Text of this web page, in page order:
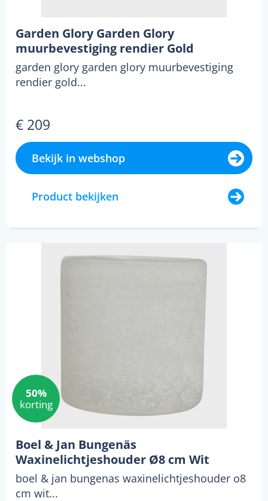
Garden Glory Garden Glory
muurbevestiging rendier Gold
garden glory garden glory muurbevestiging
rendier gold...
€ 209
Bekijk in webshop
Product bekijken
50%
korting
Boel & Jan Bungenäs
Waxinelichtjeshouder Ø8 cm Wit
boel & jan bungenas waxinelichtjeshouder o8
cm wit...